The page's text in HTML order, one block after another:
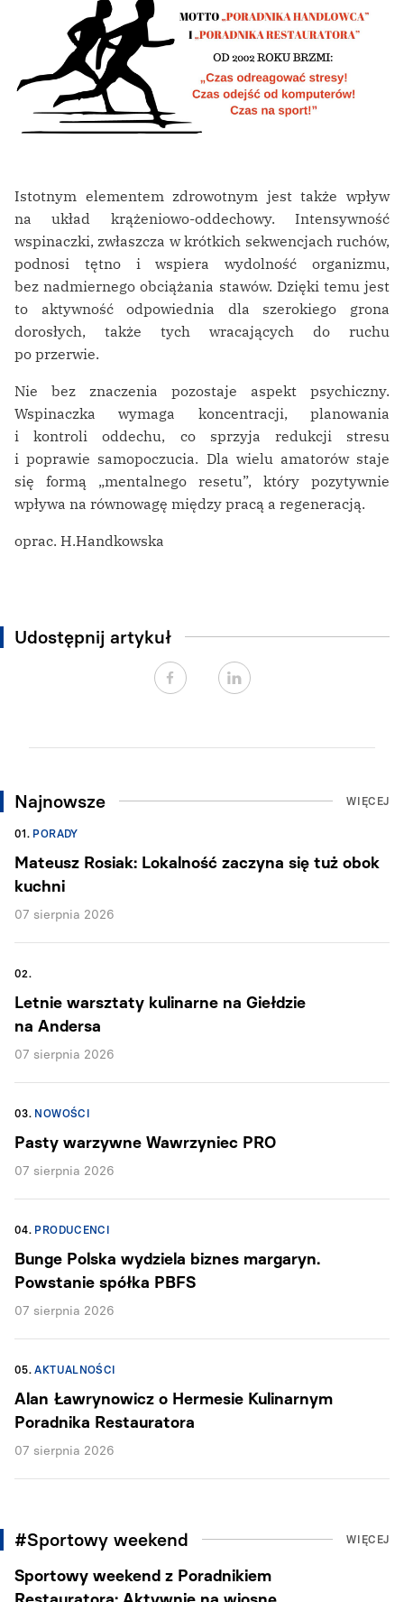
Istotnym elementem zdrowotnym jest także wpływ
na układ krążeniowo-oddechowy. Intensywność
wspinaczki, zwłaszcza w krótkich sekwencjach ruchów,
podnosi tętno i wspiera wydolność organizmu,
bez nadmiernego obciążania stawów. Dzięki temu jest
to aktywność odpowiednia dla szerokiego grona
dorosłych, także tych wracających do ruchu
po przerwie.
Nie bez znaczenia pozostaje aspekt psychiczny.
Wspinaczka wymaga koncentracji, planowania
i kontroli oddechu, co sprzyja redukcji stresu
i poprawie samopoczucia. Dla wielu amatorów staje
się formą „mentalnego resetu”, który pozytywnie
wpływa na równowagę między pracą a regeneracją.
oprac. H.Handkowska
Udostępnij artykuł
Najnowsze WIĘCEJ
01. PORADY
Mateusz Rosiak: Lokalność zaczyna się tuż obok
kuchni
07 sierpnia 2026
02.
Letnie warsztaty kulinarne na Giełdzie
na Andersa
07 sierpnia 2026
03. NOWOŚCI
Pasty warzywne Wawrzyniec PRO
07 sierpnia 2026
04. PRODUCENCI
Bunge Polska wydziela biznes margaryn.
Powstanie spółka PBFS
07 sierpnia 2026
05. AKTUALNOŚCI
Alan Ławrynowicz o Hermesie Kulinarnym
Poradnika Restauratora
07 sierpnia 2026
#Sportowy weekend WIĘCEJ
Sportowy weekend z Poradnikiem